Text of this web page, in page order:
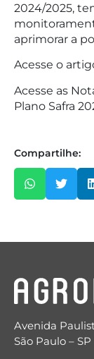
2024/2025,
aprimorar a
Acesse o
Acesse as
Plano Safra
Compartilhe:
Avenida
São Paulo – SP